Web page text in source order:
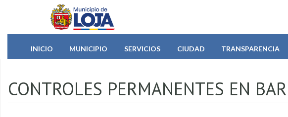
Pasar al contenido principal
INICIO
MUNICIPIO SERVICIOS CIUDAD TRANSPARENCIA
CONTROLES PERMANENTES EN